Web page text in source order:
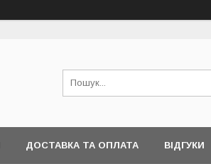
ДОСТАВКА ТА ОПЛАТА ВІДГУКИ